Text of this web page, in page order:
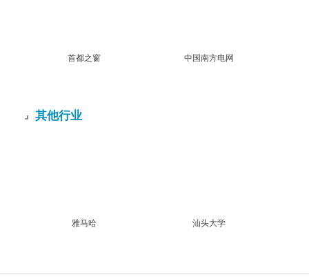
首都之窗 中国南方电网
其他行业
雅马哈 汕头大学